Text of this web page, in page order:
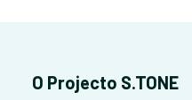
O Projecto S.TONE